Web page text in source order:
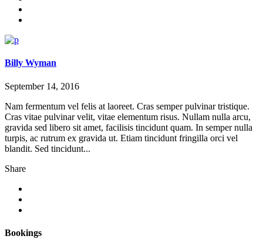
Billy Wyman
September 14, 2016
Nam fermentum vel felis at laoreet. Cras semper pulvinar tristique.
Cras vitae pulvinar velit, vitae elementum risus. Nullam nulla arcu,
gravida sed libero sit amet, facilisis tincidunt quam. In semper nulla
turpis, ac rutrum ex gravida ut. Etiam tincidunt fringilla orci vel
blandit. Sed tincidunt...
Share
Bookings